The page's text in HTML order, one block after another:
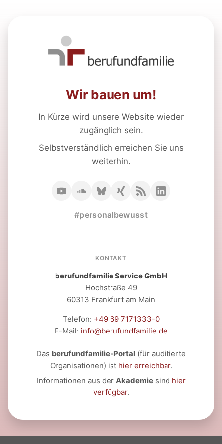
Wir bauen um!
In Kürze wird unsere Website wieder
zugänglich sein.
Selbstverständlich erreichen Sie uns
weiterhin.
#personalbewusst
KONTAKT
berufundfamilie Service GmbH
Hochstraße 49
60313 Frankfurt am Main
Telefon: +49 69 7171333-0
E-Mail: info@berufundfamilie.de
Das berufundfamilie-Portal (für auditierte
Organisationen) ist hier erreichbar.
Informationen aus der Akademiesind hier
verfügbar.